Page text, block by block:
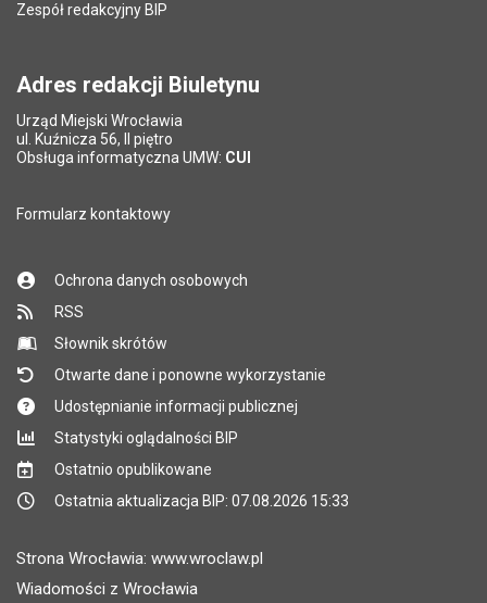
Zespół redakcyjny BIP
Adres redakcji Biuletynu
Urząd Miejski Wrocławia
ul. Kuźnicza 56, II piętro
Obsługa informatyczna UMW: CUI
Formularz kontaktowy
Ochrona danych osobowych
RSS
Słownik skrótów
Otwarte dane i ponowne wykorzystanie
Udostępnianie informacji publicznej
Statystyki oglądalności BIP
Ostatnio opublikowane
Ostatnia aktualizacja BIP: 07.08.2026 15:33
Strona Wrocławia: www.wroclaw.pl
Wiadomości z Wrocławia